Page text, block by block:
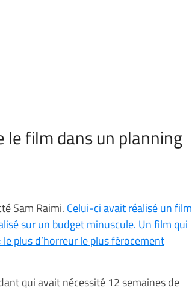
le film dans un planning
Sam Raimi. Celui-ci avait réalisé un film
sur un budget minuscule. Un film qui
plus d’horreur le plus férocement
qui avait nécessité 12 semaines de